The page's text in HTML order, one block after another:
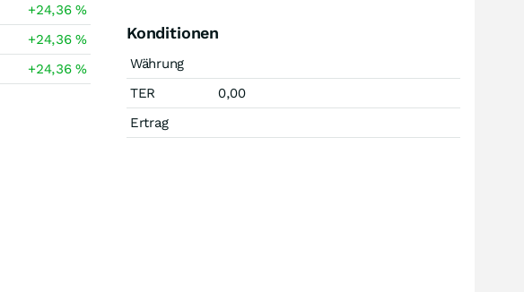
+24,36%
+24,36%
+24,36%
Konditionen
Währung
TER
0,00
Ertrag